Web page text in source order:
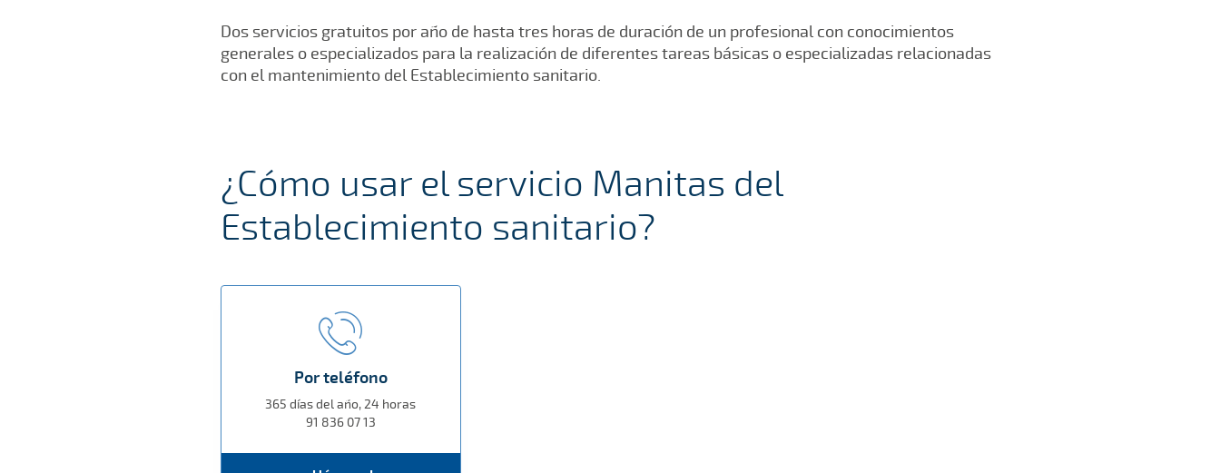
Dos servicios gratuitos por año de hasta tres horas de duración de un profesional con conocimientos
generales o especializados para la realización de diferentes tareas básicas o especializadas relacionadas
con el mantenimiento del Establecimiento sanitario.
¿Cómo usar el servicio Manitas del
Establecimiento sanitario?
Por teléfono
365 días del año, 24 horas
91 836 07 13